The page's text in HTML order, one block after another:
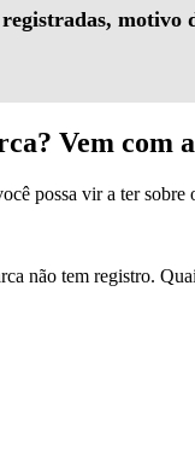
motivo
Vem com
possa vir a ter sobre
não tem registro.